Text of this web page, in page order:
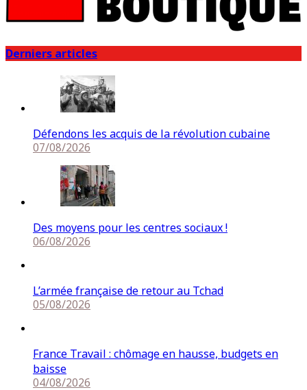
Derniers articles
Défendons les acquis de la révolution cubaine
07/08/2026
Des moyens pour les centres sociaux !
06/08/2026
L’armée française de retour au Tchad
05/08/2026
France Travail : chômage en hausse, budgets en
baisse
04/08/2026